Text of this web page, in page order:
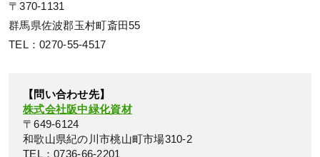
〒370-1131
群馬県佐波郡玉村町斎田55
TEL：0270-55-4517
【問い合わせ先】
株式会社阪中緑化資材
〒649-6124
和歌山県紀の川市桃山町市場310-2
TEL：0736-66-2201